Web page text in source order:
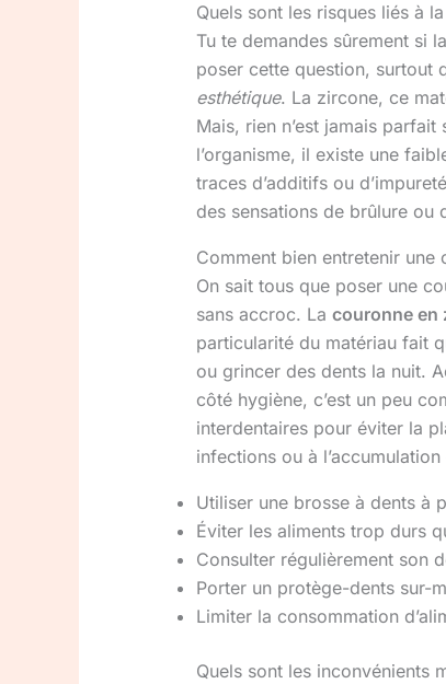
Quels sont les risques liés à
Tu te demandes sûrement si la
poser cette question, surtout
esthétique. La zircone, ce
Mais, rien n’est jamais
l’organisme, il existe une
traces d’additifs ou
des sensations de brûlure ou
Comment bien entretenir
On sait tous que poser une
sans accroc. La couronne en
particularité du matériau fait
ou grincer des dents la nuit.
côté hygiène, c’est un peu
interdentaires pour éviter la
infections ou à
Utiliser une brosse à dents à
Éviter les aliments trop durs
Consulter régulièrement son
Porter un protège-dents sur-
Limiter la consommation
Quels sont les inconvénients